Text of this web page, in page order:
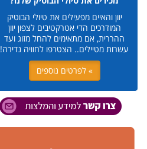
יוון והאיים מפעילים את טיולי הבוטיק
המודרכים הדי אטרקטיבים לצפון יוון
ההררית, אם מתאימים להחל מזוג ועד
עשרות מטיילים.. הצטרפו לחוויה נדירה!
» לפרטים נוספים